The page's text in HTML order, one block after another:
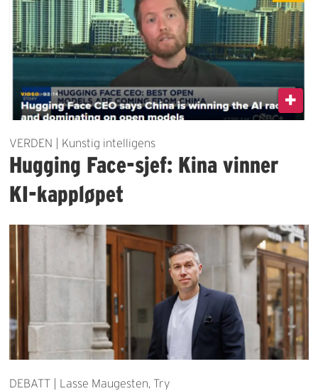
VERDEN | Kunstig intelligens
Hugging Face-sjef: Kina vinner
KI-kappløpet
DEBATT | Lasse Maugesten, Try